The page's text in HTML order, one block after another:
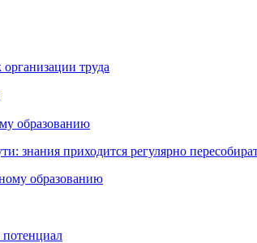
труда
образованию
знания приходится регулярно